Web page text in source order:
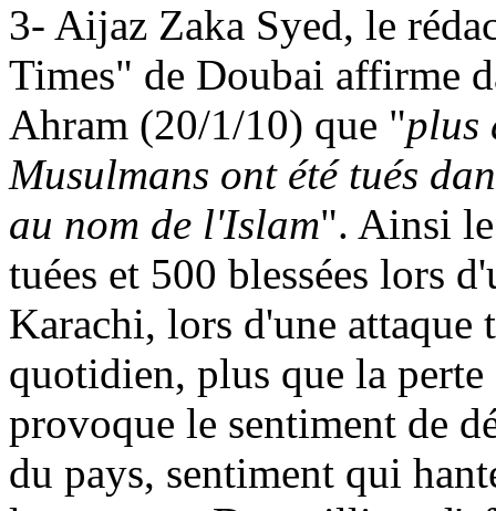
3- Aijaz Zaka Syed, le
Times" de Doubai affirme
Ahram (20/1/10) que "plus
Musulmans ont été tués
au nom de l'Islam". Ainsi
tuées et 500 blessées lors
Karachi, lors d'une attaque
quotidien, plus que la
provoque le sentiment de
du pays, sentiment qui